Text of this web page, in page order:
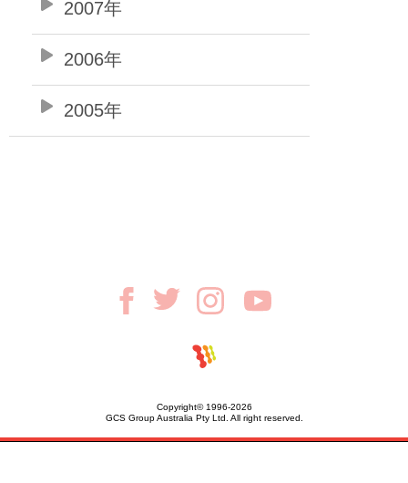
2007年
2006年
2005年
Copyright© 1996-2026
GCS Group Australia Pty Ltd. All right reserved.